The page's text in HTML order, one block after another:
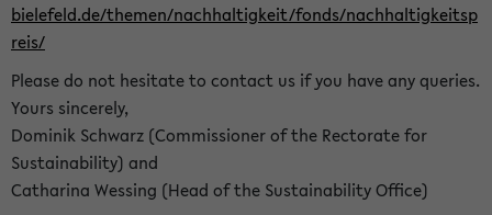
bielefeld.de/themen/nachhaltigkeit/fonds/nachhaltigkeitsp
reis/
Please do not hesitate to contact us if you have any queries.
Yours sincerely,
Dominik Schwarz (Commissioner of the Rectorate for
Sustainability) and
Catharina Wessing (Head of the Sustainability Office)